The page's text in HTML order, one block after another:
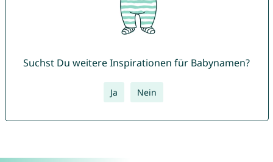
Suchst Du weitere Inspirationen für Babynamen?
Ja Nein